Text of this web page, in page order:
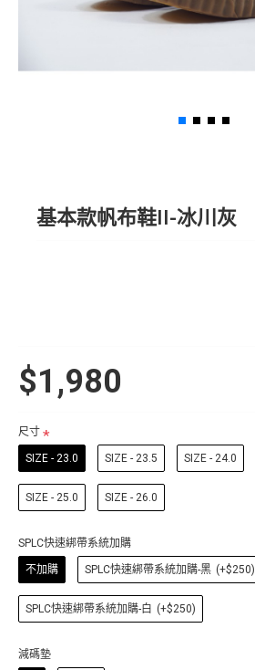
基本款帆布鞋II-冰川灰
$1,980
尺寸
SIZE - 23.0 SIZE - 23.5 SIZE - 24.0
SIZE - 25.0 SIZE - 26.0
SPLC快速綁帶系統加購
不加購 SPLC快速綁帶系統加購-黑 (+$250)
SPLC快速綁帶系統加購-白 (+$250)
減碼墊